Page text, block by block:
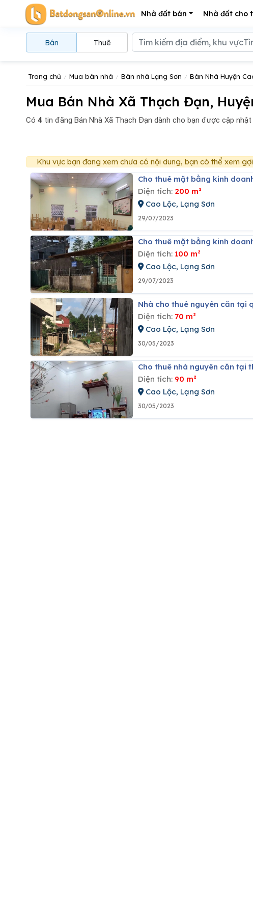
Nhà đất bán Nhà đất cho
Trang chủ Mua bán nhà Bán nhà Lạng Sơn Bán Nhà Huyện
Mua Bán Nhà Xã Thạch Đạn,
Có 4 tin đăng Bán Nhà Xã Thạch Đạn dành cho bạn được cập
Khu vực bạn đang xem chưa có nội dung, bạn có thể xem
Cho thuê mặt bằng kinh
Diện tích: 200 m²
Cao Lộc, Lạng Sơn
29/07/2023
Cho thuê mặt bằng kinh
Diện tích: 100 m²
Cao Lộc, Lạng Sơn
29/07/2023
Nhà cho thuê nguyên căn
Diện tích: 70 m²
Cao Lộc, Lạng Sơn
30/05/2023
Cho thuê nhà nguyên căn
Diện tích: 90 m²
Cao Lộc, Lạng Sơn
30/05/2023
Bán Thuê